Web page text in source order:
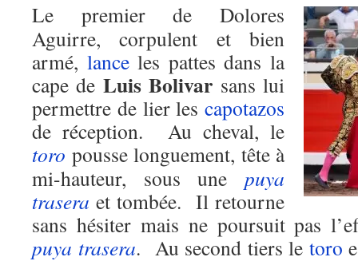
Le premier de Dolores
Aguirre, corpulent et bien
armé, lanceles pattes dans la
cape de Luis Bolivar sans lui
permettre de lier les capotazos
de réception. Au cheval, le
toro pousse longuement, tête à
mi-hauteur, sous une puya
trasera et tombée. Il retourne
sans hésiter mais ne poursuit pas
puya trasera. Au second tiers le toro